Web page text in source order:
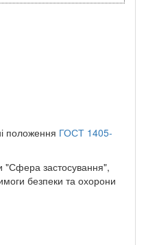
положення ГОСТ 1405-
"Сфера застосування",
безпеки та охорони